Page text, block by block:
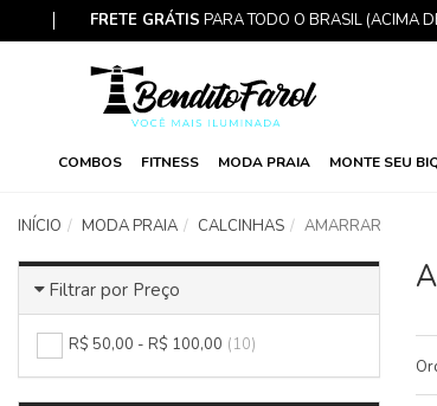
FRETE GRÁTIS PARA TODO O BRASIL (ACIMA
COMBOS FITNESS MODA PRAIA MONTE SEU
INÍCIO MODA PRAIA CALCINHAS AMARRAR
Filtrar por Preço
R$ 50,00 - R$ 100,00 (10)